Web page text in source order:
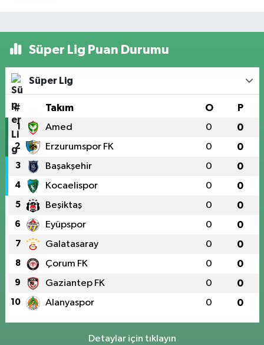
Süper Lig Puan Durumu
Süper Lig
# Takım O P
1 Amed 0 0
2 Erzurumspor FK 0 0
3 Başakşehir 0 0
4 Kocaelispor 0 0
5 Beşiktaş 0 0
6 Eyüpspor 0 0
7 Galatasaray 0 0
8 Çorum FK 0 0
9 Gaziantep FK 0 0
10 Alanyaspor 0 0
Detaylar için tıklayın